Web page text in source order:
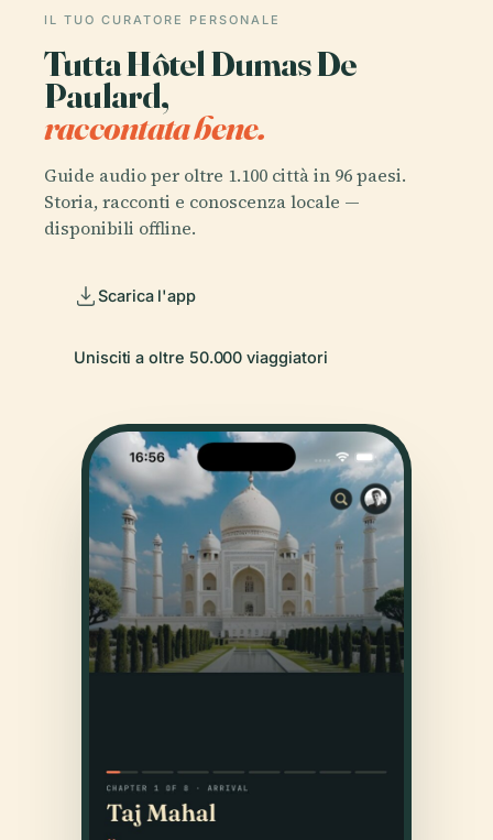
IL TUO CURATORE PERSONALE
Tutta Hôtel Dumas De
Paulard,
raccontata bene.
Guide audio per oltre 1.100 città in 96 paesi.
Storia, racconti e conoscenza locale —
disponibili offline.
Scarica l'app
Unisciti a oltre 50.000 viaggiatori